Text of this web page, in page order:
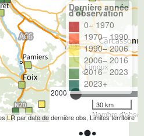
2000
Nombre
Dernière année
d'observation
0– 1970
1970– 1990
1990– 2006
2006– 2016
2016– 2023
2023+
30 km
LR par date de dernière obs, Limites territoire